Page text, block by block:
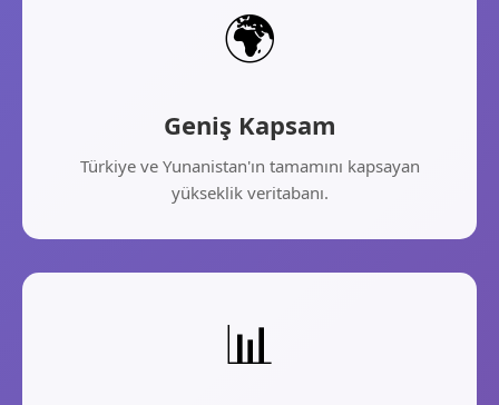
🌍
Geniş Kapsam
Türkiye ve Yunanistan'ın tamamını kapsayan
yükseklik veritabanı.
📊